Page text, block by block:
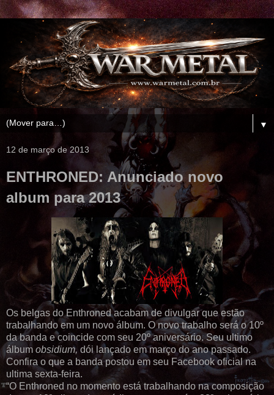
▼
12 de março de 2013
ENTHRONED: Anunciado novo
album para 2013
Os belgas do Enthroned acabam de divulgar que estão
trabalhando em um novo álbum. O novo trabalho será o 10º
da banda e coincide com seu 20º aniversário. Seu ultimo
álbum obsidium, dói lançado em março do ano passado.
Confira o que a banda postou em seu Facebook oficial na
ultima sexta-feira.
“O Enthroned no momento está trabalhando na composição